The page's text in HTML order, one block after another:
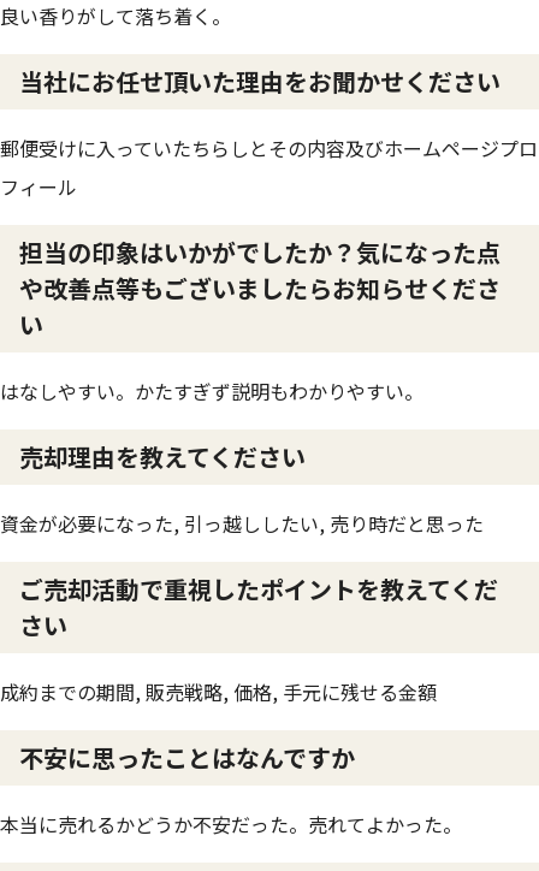
良い香りがして落ち着く。
当社にお任せ頂いた理由をお聞かせください
郵便受けに入っていたちらしとその内容及びホームページプロ
フィール
担当の印象はいかがでしたか？気になった点
や改善点等もございましたらお知らせくださ
い
はなしやすい。かたすぎず説明もわかりやすい。
売却理由を教えてください
資金が必要になった, 引っ越ししたい, 売り時だと思った
ご売却活動で重視したポイントを教えてくだ
さい
成約までの期間, 販売戦略, 価格, 手元に残せる金額
不安に思ったことはなんですか
本当に売れるかどうか不安だった。売れてよかった。